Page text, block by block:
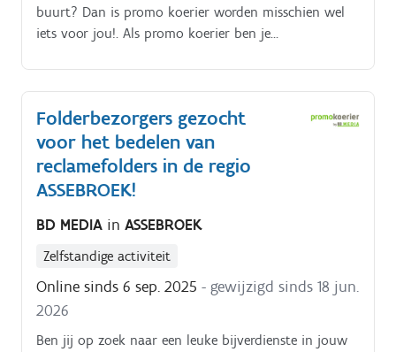
buurt? Dan is promo koerier worden misschien wel
iets voor jou!. Als promo koerier ben je
wekelijkse folderpakket in de door jou gekozen buurt
Je kiest daarbij zelf hoe je dat doet (met de fiets, te
voet, bromfiets, … ) De folderpakketten moeten
tussen zondagochtend en dinsdagavond in de
brievenbussen belanden Je kiest binnen die
tijdspanne zelf wanneer je de pakketten rondbrengt
Op die manier kan je het inplannen volgens jouw
eigen beschikbaarheid De opdracht is in zelfstandig
wordt tijdens een gesprek in het dichtstbijzijnde
kantoor of via een videocall gegeven.
Folderbezorgers gezocht
voor het bedelen van
reclamefolders in de regio
ASSEBROEK!
BD MEDIA in ASSEBROEK
Zelfstandige activiteit
Online sinds 6 sep. 2025 - gewijzigd sinds 18 jun.
2026
Ben jij op zoek naar een leuke bijverdienste in jouw